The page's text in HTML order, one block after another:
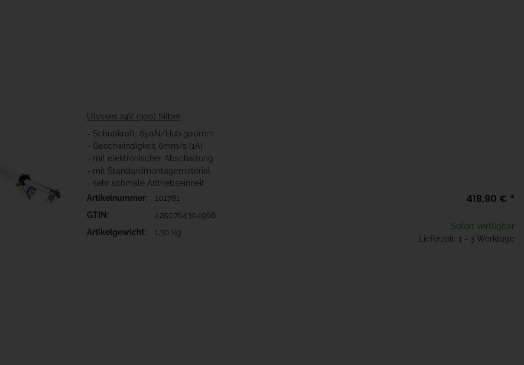
Ulysses 24V (300) Silber
- Schubkraft: 650N/Hub 300mm
- Geschwindigkeit 6mm/s (1A)
- mit elektronischer Abschaltung
- mit Standardmontagematerial
- sehr schmale Antriebseinheit
Artikelnummer:
101781
GTIN:
4250764304968
Artikelgewicht:
1,30 kg
418,90 € *
Sofort verfügbar
Lieferzeit: 1 - 3 Werktage